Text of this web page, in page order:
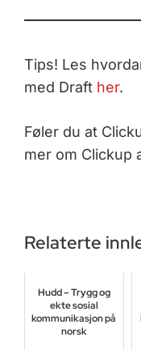
Tips! Les
med Draft her.
Føler du at
mer om Clickup
Relaterte
Hudd – Trygg og
ekte sosial
kommunikasjon på
norsk